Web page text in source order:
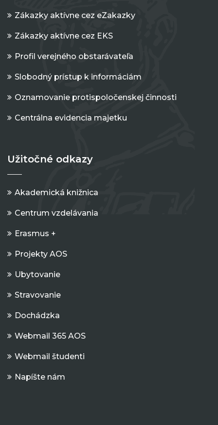
Zákazky aktívne cez eZakazky
Zákazky aktívne cez EKS
Profil verejného obstarávateľa
Slobodný prístup k informáciám
Oznamovanie protispoločenskej činnosti
Centrálna evidencia majetku
Užitočné odkazy
Akademická knižnica
Centrum vzdelávania
Erasmus +
Projekty AOS
Ubytovanie
Stravovanie
Dochádzka
Webmail 365 AOS
Webmail študenti
Napíšte nám